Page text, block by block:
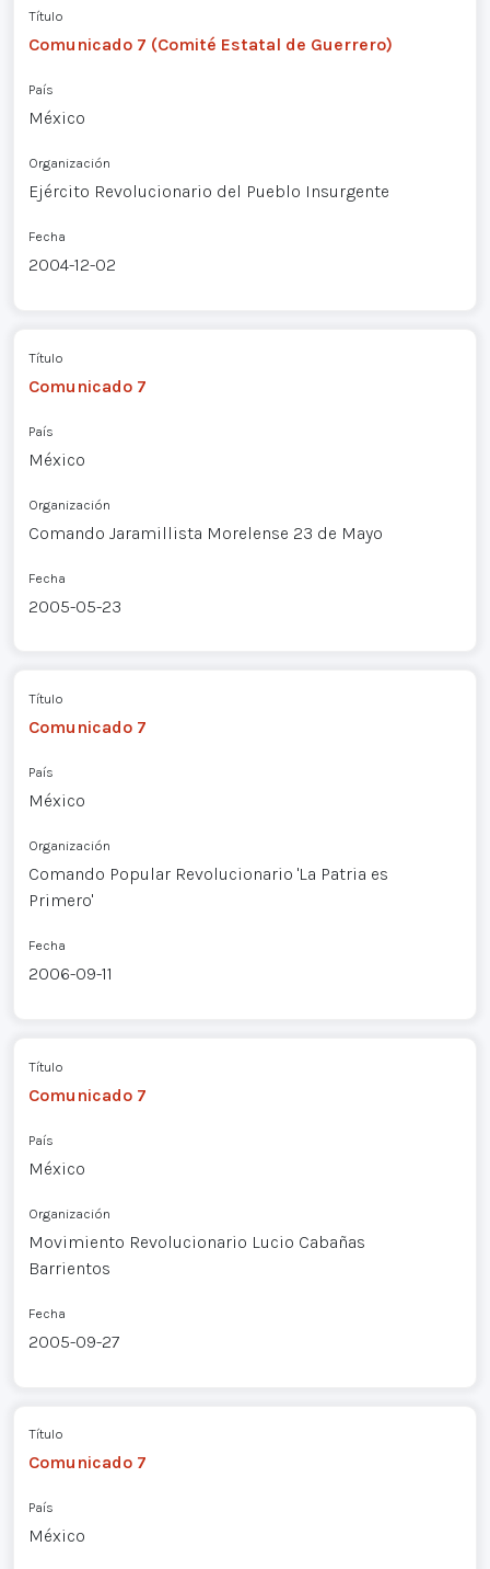
Título
Comunicado 7 (Comité Estatal de Guerrero)
País
México
Organización
Ejército Revolucionario del Pueblo Insurgente
Fecha
2004-12-02
Título
Comunicado 7
País
México
Organización
Comando Jaramillista Morelense 23 de Mayo
Fecha
2005-05-23
Título
Comunicado 7
País
México
Organización
Comando Popular Revolucionario 'La Patria es
Primero'
Fecha
2006-09-11
Título
Comunicado 7
País
México
Organización
Movimiento Revolucionario Lucio Cabañas
Barrientos
Fecha
2005-09-27
Título
Comunicado 7
País
México